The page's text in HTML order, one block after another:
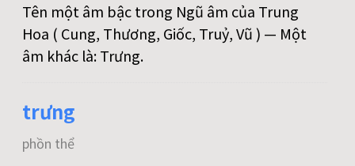
Tên một âm bậc trong Ngũ âm của Trung
Hoa ( Cung, Thương, Giốc, Truỷ, Vũ ) — Một
âm khác là: Trưng.
trưng
phồn thể